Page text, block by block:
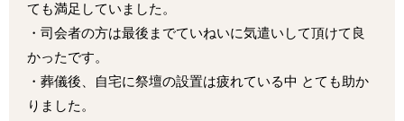
ても満足していました。
・司会者の方は最後までていねいに気遣いして頂けて良
かったです。
・葬儀後、自宅に祭壇の設置は疲れている中 とても助か
りました。